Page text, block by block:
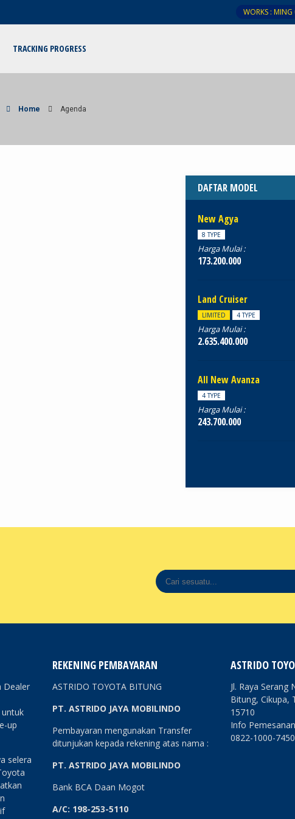
WORKS :
TRACKING PROGRESS
Home Agenda
DAFTAR MODEL
New Agya
8 TYPE
Harga Mulai :
173.200.000
Land Cruiser
LIMITED 4 TYPE
Harga Mulai :
2.635.400.000
All New Avanza
4 TYPE
Harga Mulai :
243.700.000
Dealer
up
selera
REKENING PEMBAYARAN
ASTRIDO TOYOTA BITUNG
PT. ASTRIDO JAYA MOBILINDO
Pembayaran mengunakan Transfer
ditunjukan kepada rekening atas nama :
PT. ASTRIDO JAYA MOBILINDO
Bank BCA Daan Mogot
A/C: 198-253-5110
ASTRIDO
Jl. Raya Serang
Bitung, Cikupa,
15710
Info
0822-1000-